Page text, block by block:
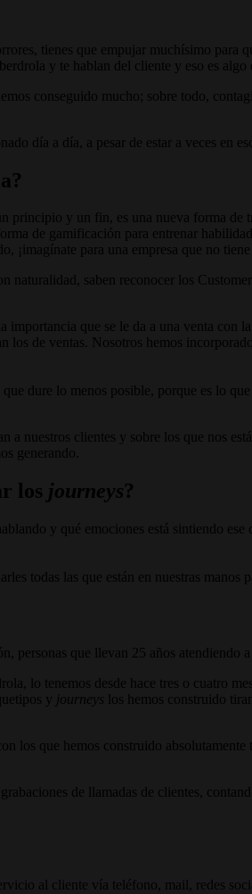
tienes que empujar muchísimo para
y te hablan del cliente y eso es
conseguido mucho; sobre todo,
día a día, a pesar de estar a veces en
principio y un fin, es una nueva forma
de gamificación para entrenar
para una empresa que no
naturalidad, saben reconocer los
importancia que se le da a una venta
de ventas. Nosotros hemos
dure lo menos posible, porque es lo
a nuestros clientes y sobre los que nos
generando.
los journeys?
y qué emociones está sintiendo
todas las que están en nuestras manos
personas que llevan 25 años atendiendo
lo tenemos desde hace tres o cuatro
y journeys los hemos construido
los que hemos construido
de llamadas de clientes,
al cliente vía teléfono, mail, redes